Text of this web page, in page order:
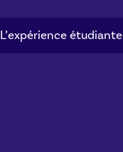
L’expérience étudiante